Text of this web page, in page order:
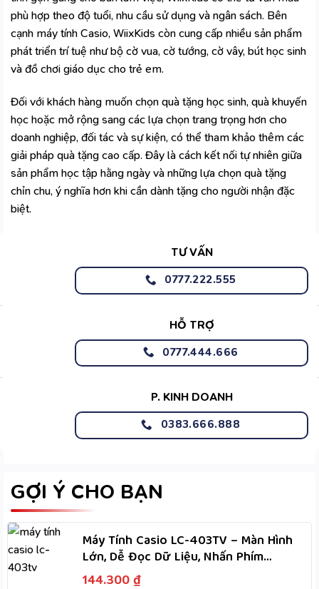
phù hợp theo độ tuổi, nhu cầu sử dụng và ngân sách. Bên
cạnh máy tính Casio, WiixKids còn cung cấp nhiều sản phẩm
phát triển trí tuệ như bộ cờ vua, cờ tướng, cờ vây, bút học sinh
và đồ chơi giáo dục cho trẻ em.
Đối với khách hàng muốn chọn quà tặng học sinh, quà khuyến
học hoặc mở rộng sang các lựa chọn trang trọng hơn cho
doanh nghiệp, đối tác và sự kiện, có thể tham khảo thêm các
giải phápquà tặng cao cấp. Đây là cách kết nối tự nhiên giữa
sản phẩm học tập hằng ngày và những lựa chọn quà tặng
chỉn chu, ý nghĩa hơn khi cần dành tặng cho người nhận đặc
biệt.
TƯ VẤN
0777.222.555
HỖ TRỢ
0777.444.666
P. KINH DOANH
0383.666.888
GỢI Ý CHO BẠN
Máy Tính Casio LC-403TV – Màn Hình
Lớn, Dễ Đọc Dữ Liệu, Nhấn Phím
Nhanh, Dùng Hai Nguồn
144.300 ₫